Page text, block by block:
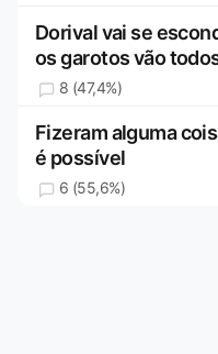
Dorival vai se
os garotos vão
8 (47,4%)
Fizeram alguma
é possível
6 (55,6%)